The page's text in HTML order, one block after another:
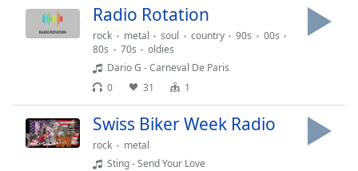
subtitles
settings
subtitles
off,
selected
Radio Rotation
rock metal soul country 90s
00s
80s
70s
oldies
Dario G - Carneval De Paris
0
31 1
Swiss Biker Week Radio
rock
metal
Sting - Send Your Love